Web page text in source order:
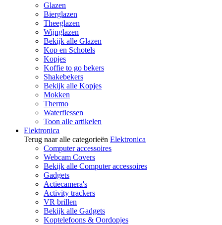
Glazen
Bierglazen
Theeglazen
Wijnglazen
Bekijk alle Glazen
Kop en Schotels
Kopjes
Koffie to go bekers
Shakebekers
Bekijk alle Kopjes
Mokken
Thermo
Waterflessen
Toon alle artikelen
Elektronica
Terug naar alle categorieën Elektronica
Computer accessoires
Webcam Covers
Bekijk alle Computer accessoires
Gadgets
Actiecamera's
Activity trackers
VR brillen
Bekijk alle Gadgets
Koptelefoons & Oordopjes